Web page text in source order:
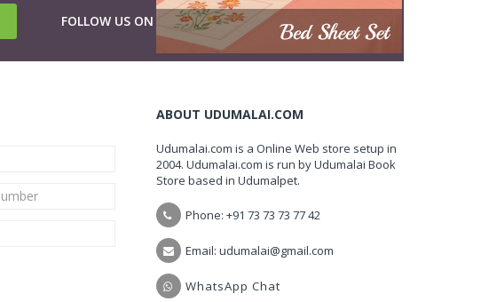
FOLLOW US ON
ABOUT UDUMALAI.COM
Udumalai.com is a Online Web store setup in
2004. Udumalai.com is run by Udumalai Book
Store based in Udumalpet.
Phone: +91 73 73 73 77 42
Email: udumalai@gmail.com
WhatsApp Chat